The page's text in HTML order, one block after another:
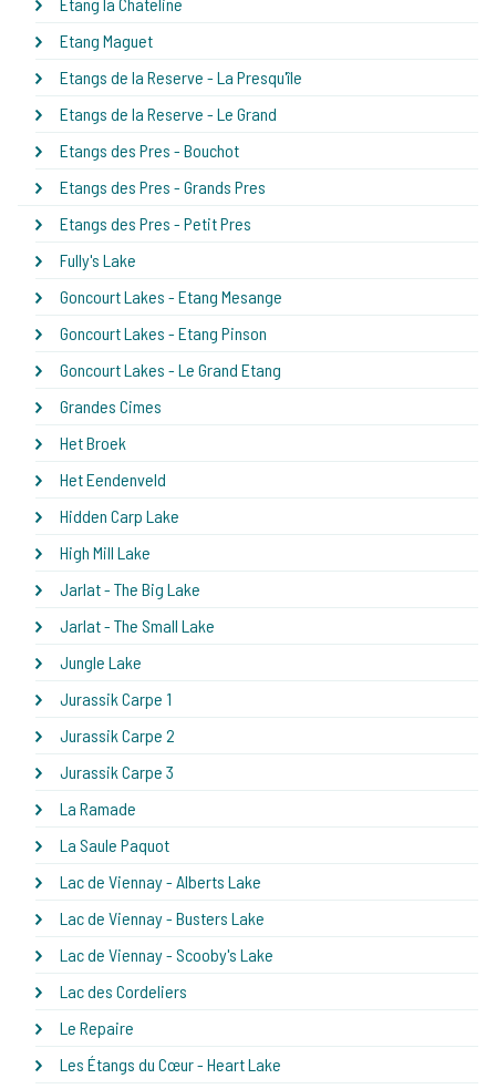
Etang la Chateline
Etang Maguet
Etangs de la Reserve - La Presqu'île
Etangs de la Reserve - Le Grand
Etangs des Pres - Bouchot
Etangs des Pres - Grands Pres
Etangs des Pres - Petit Pres
Fully's Lake
Goncourt Lakes - Etang Mesange
Goncourt Lakes - Etang Pinson
Goncourt Lakes - Le Grand Etang
Grandes Cimes
Het Broek
Het Eendenveld
Hidden Carp Lake
High Mill Lake
Jarlat - The Big Lake
Jarlat - The Small Lake
Jungle Lake
Jurassik Carpe 1
Jurassik Carpe 2
Jurassik Carpe 3
La Ramade
La Saule Paquot
Lac de Viennay - Alberts Lake
Lac de Viennay - Busters Lake
Lac de Viennay - Scooby's Lake
Lac des Cordeliers
Le Repaire
Les Étangs du Cœur - Heart Lake